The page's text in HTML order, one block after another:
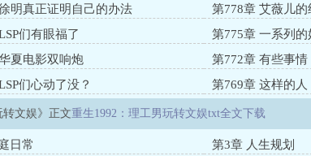
明真正证明自己的办法
第778章 艾薇儿的
们有眼福了
第775章 一系列的
夏电影双响炮
第772章 有些事
们心动了没？ 第769章 这样的人
转文娱》正文重生1992：理工男玩转文娱txt全文下载
日常
第3章 人生规划